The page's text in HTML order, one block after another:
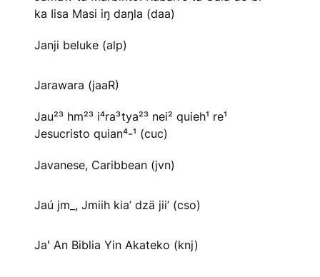
ka Iisa Masi iŋ daŋla (daa)
Janji beluke (alp)
Jarawara (jaaR)
Jau²³ hm²³ i⁴ra³tya²³ nei² quieh¹ re¹
Jesucristo quian⁴-¹ (cuc)
Javanese, Caribbean (jvn)
Jaú jm_, Jmiih kia’ dzä jii’ (cso)
Jaꞌ An Biblia Yin Akateko (knj)